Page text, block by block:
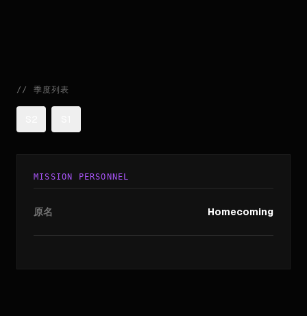
// 季度列表
MISSION PERSONNEL
原名 Homecoming